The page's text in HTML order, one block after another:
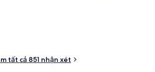
và vị trí gần sân bay.
tất cả 851 nhận xét